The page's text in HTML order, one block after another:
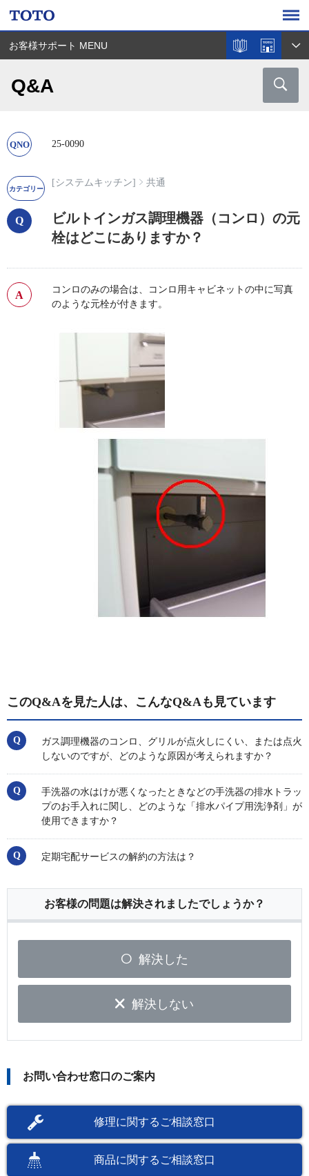
お客様サポート MENU
Q&A
25-0090
[システムキッチン] 共通
ビルトインガス調理機器（コンロ）の元
栓はどこにありますか？
コンロのみの場合は、コンロ用キャビネットの中に写真
のような元栓が付きます。
このQ&Aを見た人は、こんなQ&Aも見ています
ガス調理機器のコンロ、グリルが点火しにくい、または点火
しないのですが、どのような原因が考えられますか？
手洗器の水はけが悪くなったときなどの手洗器の排水トラッ
プのお手入れに関し、どのような「排水パイプ用洗浄剤」が
使用できますか？
定期宅配サービスの解約の方法は？
お客様の問題は解決されましたでしょうか？
解決した
解決しない
お問い合わせ窓口のご案内
修理に関するご相談窓口
商品に関するご相談窓口